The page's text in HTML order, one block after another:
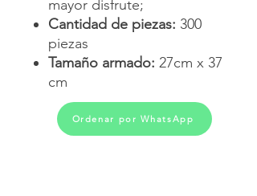
mayor disfrute;
Cantidad de piezas: 300
piezas
Tamaño armado: 27cm x 37
cm
Ordenar por WhatsApp